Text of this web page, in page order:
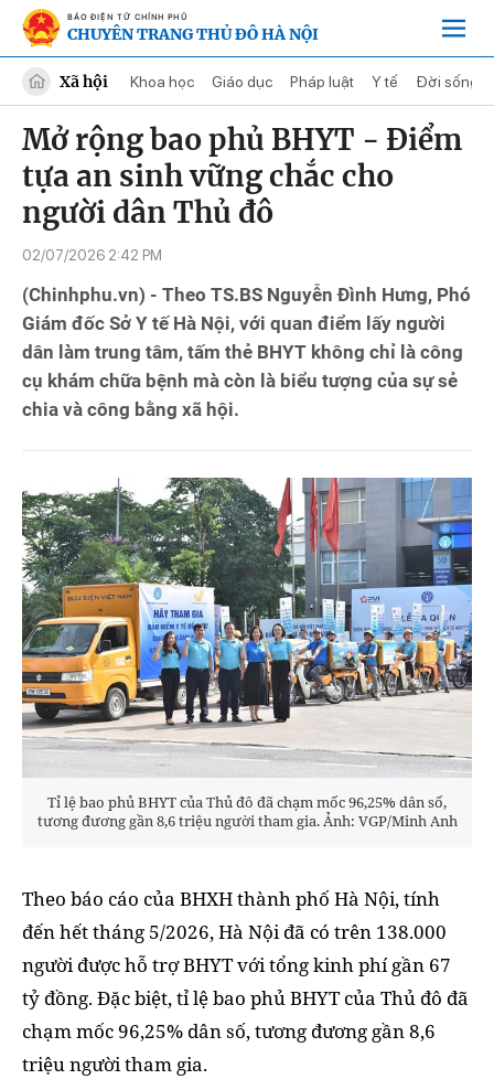
BÁO ĐIỆN TỬ CHÍNH PHỦ
CHUYÊN TRANG THỦ ĐÔ HÀ NỘI
Xã hội Khoa học Giáo dục Pháp luật Y tế Đời sống
Mở rộng bao phủ BHYT - Điểm
tựa an sinh vững chắc cho
người dân Thủ đô
02/07/2026 2:42 PM
(Chinhphu.vn) - Theo TS.BS Nguyễn Đình Hưng, Phó
Giám đốc Sở Y tế Hà Nội, với quan điểm lấy người
dân làm trung tâm, tấm thẻ BHYT không chỉ là công
cụ khám chữa bệnh mà còn là biểu tượng của sự sẻ
chia và công bằng xã hội.
Tỉ lệ bao phủ BHYT của Thủ đô đã chạm mốc 96,25% dân số,
tương đương gần 8,6 triệu người tham gia. Ảnh: VGP/Minh Anh
Theo báo cáo của BHXH thành phố Hà Nội, tính
đến hết tháng 5/2026, Hà Nội đã có trên 138.000
người được hỗ trợ BHYT với tổng kinh phí gần 67
tỷ đồng. Đặc biệt, tỉ lệ bao phủ BHYT của Thủ đô đã
chạm mốc 96,25% dân số, tương đương gần 8,6
triệu người tham gia.